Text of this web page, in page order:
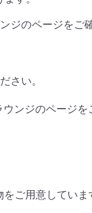
ジのページをご
さい。
ンジのページを
ご用意していま